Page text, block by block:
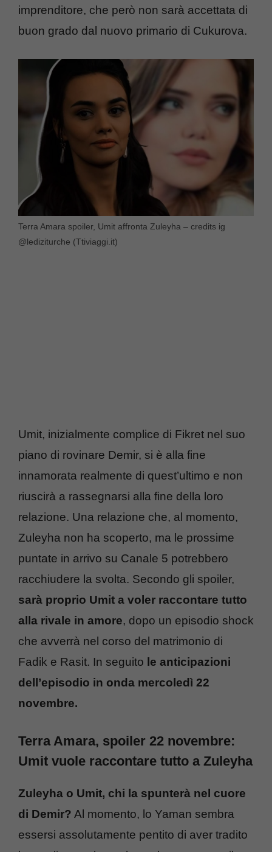
imprenditore, che però non sarà accettata di
buon grado dal nuovo primario di Cukurova.
Terra Amara spoiler, Umit affronta Zuleyha – credits ig
@lediziturche (Ttiviaggi.it)
Umit, inizialmente complice di Fikret nel suo
piano di rovinare Demir, si è alla fine
innamorata realmente di quest’ultimo e non
riuscirà a rassegnarsi alla fine della loro
relazione. Una relazione che, al momento,
Zuleyha non ha scoperto, ma le prossime
puntate in arrivo su Canale 5 potrebbero
racchiudere la svolta. Secondo gli spoiler,
sarà proprio Umit a voler raccontare tutto
alla rivale in amore, dopo un episodio shock
che avverrà nel corso del matrimonio di
Fadik e Rasit. In seguito le anticipazioni
dell’episodio in onda mercoledì 22
novembre.
Terra Amara, spoiler 22 novembre:
Umit vuole raccontare tutto a Zuleyha
Zuleyha o Umit, chi la spunterà nel cuore
di Demir? Al momento, lo Yaman sembra
essersi assolutamente pentito di aver tradito